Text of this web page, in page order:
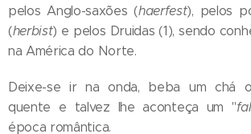
pelos Anglo-saxões (haerfest), pelos
(herbist) e pelos Druidas (1), sendo
na América do Norte.
Deixe-se ir na onda, beba um chá
quente e talvez lhe aconteça um "
época romântica.